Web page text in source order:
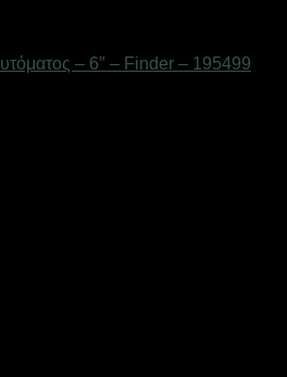
– 6″ – Finder – 195499